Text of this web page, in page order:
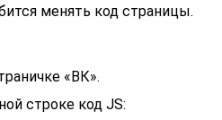
менять код страницы.
«ВК».
строке код JS: